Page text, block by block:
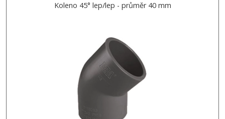
Koleno 45° lep/lep - průměr 40 mm